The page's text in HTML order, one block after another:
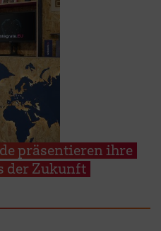
präsentieren ihre
der Zukunft